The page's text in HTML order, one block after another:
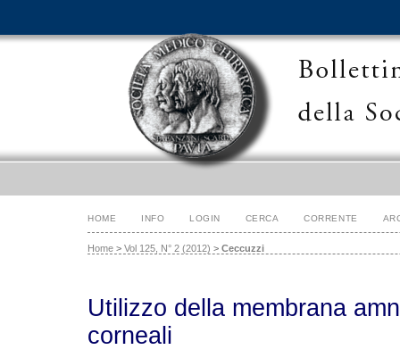
HOME INFO LOGIN CERCA CORRENTE
Home > Vol 125, N° 2 (2012) > Ceccuzzi
Utilizzo della membrana
corneali